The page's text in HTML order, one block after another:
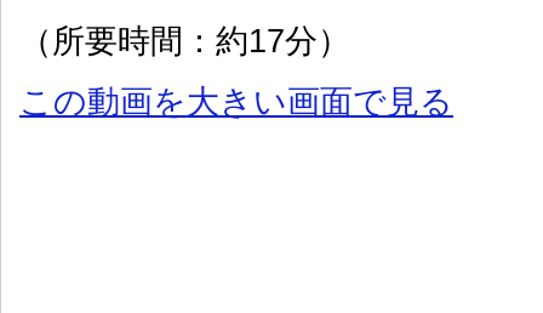
（所要時間：約17分）
この動画を大きい画面で見る